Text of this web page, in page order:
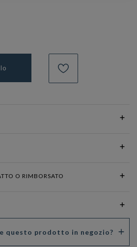
O RIMBORSATO
questo prodotto in negozio?